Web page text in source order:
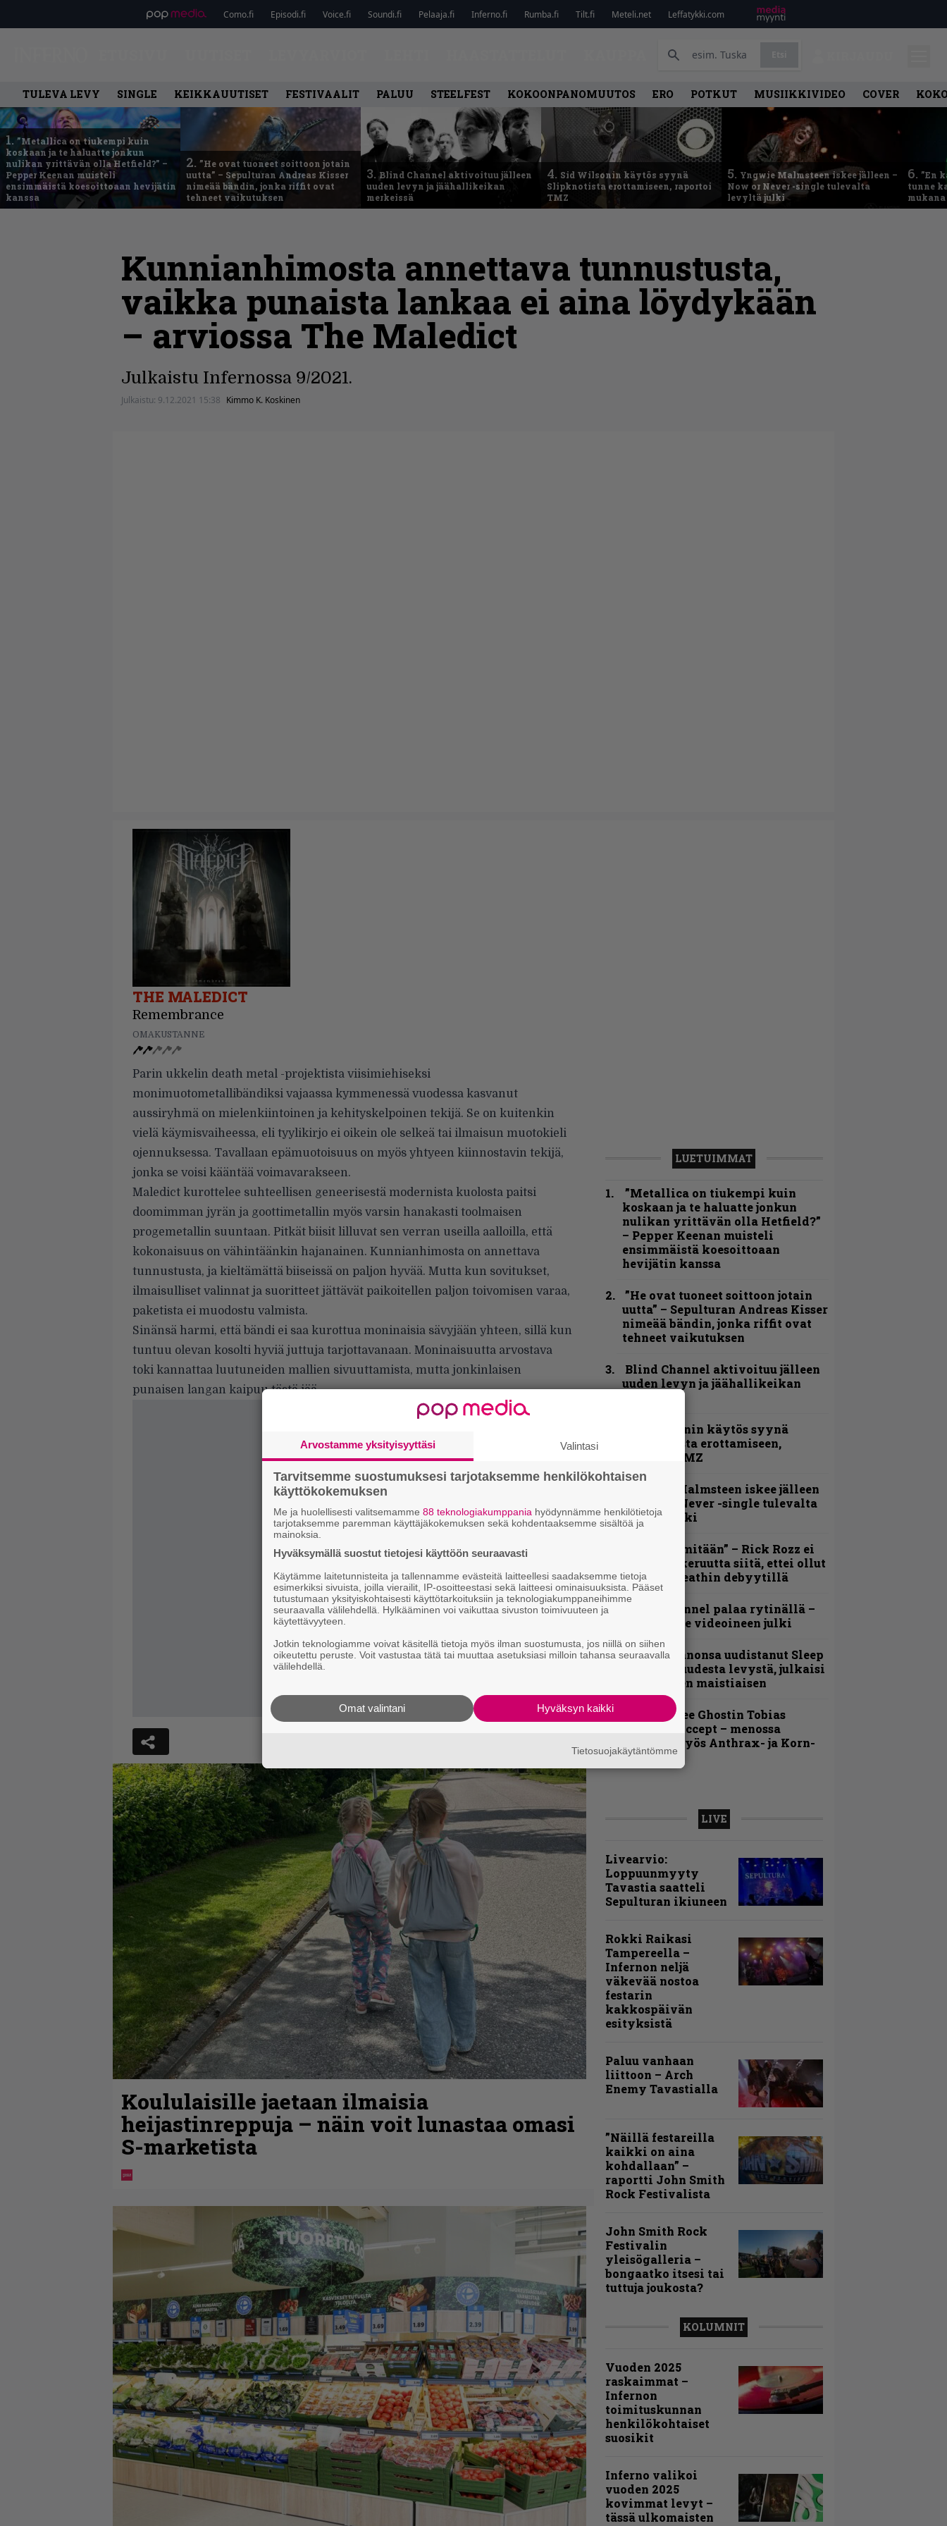
Como.fi Episodi.fi Voice.fi Soundi.fi Pelaaja.fi Inferno.fi Rumba.fi Tilt.fi Meteli.net Leffatykki.com
TULEVA LEVY SINGLE KEIKKAUUTISET FESTIVAALIT PALUU STEELFEST KOKOONPANOMUUTOS ERO POTKUT MUSIIKKIVIDEO COVER
1. ”Metallica on tiukempi kuin
koskaan ja te haluatte jonkun
nulikan yrittävän olla Hetfield?” –
Pepper Keenan muisteli
ensimmäistä koesoittoaan hevijätin
kanssa
2. ”He ovat tuoneet soittoon jotain
uutta” – Sepulturan Andreas Kisser
nimeää bändin, jonka riffit ovat
tehneet vaikutuksen
3.Blind Channel aktivoituu jälleen
uuden levyn ja jäähallikeikan
merkeissä
4. Sid Wilsonin käytös syynä
Slipknotista erottamiseen, raportoi
TMZ
5. Yngwie Malmsteen iskee jälleen –
Now or Never -single tulevalta
levyltä julki
6. ”En
tunne
Kunnianhimosta annettava tunnustusta,
vaikka punaista lankaa ei aina löydykään
– arviossa The Maledict
Julkaistu Infernossa 9/2021.
Julkaistu: 9.12.2021 15:38 Kimmo K. Koskinen
THE MALEDICT
Remembrance
OMAKUSTANNE
Parin ukkelin death metal -projektista viisimiehiseksi
monimuotometallibändiksi vajaassa kymmenessä vuodessa kasvanut
aussiryhmä on mielenkiintoinen ja kehityskelpoinen tekijä. Se on kuitenkin
vielä käymisvaiheessa, eli tyylikirjo ei oikein ole selkeä tai ilmaisun muotokieli
ojennuksessa. Tavallaan epämuotoisuus on myös yhtyeen kiinnostavin tekijä,
jonka se voisi kääntää voimavarakseen.
Maledict kurottelee suhteellisen geneerisestä modernista kuolosta paitsi
doomimman jyrän ja goottimetallin myös varsin hanakasti toolmaisen
progemetallin suuntaan. Pitkät biisit lilluvat sen verran useilla aalloilla, että
kokonaisuus on vähintäänkin hajanainen. Kunnianhimosta on annettava
tunnustusta, ja kieltämättä biiseissä on paljon hyvää. Mutta kun sovitukset,
ilmaisulliset valinnat ja suoritteet jättävät paikoitellen paljon toivomisen varaa,
paketista ei muodostu valmista.
Sinänsä harmi, että bändi ei saa kurottua moninaisia sävyjään yhteen, sillä kun
tuntuu olevan kosolti hyviä juttuja tarjottavanaan. Moninaisuutta arvostava
toki kannattaa luutuneiden mallien sivuuttamista, mutta jonkinlaisen
punaisen langan kaipuu tästä jää.
Koululaisille jaetaan ilmaisia
heijastinreppuja – näin voit lunastaa omasi
S-marketista
LUETUIMMAT
”Metallica on tiukempi kuin
koskaan ja te haluatte jonkun
nulikan yrittävän olla Hetfield?”
– Pepper Keenan muisteli
ensimmäistä koesoittoaan
hevijätin kanssa
”He ovat tuoneet soittoon jotain
uutta” – Sepulturan Andreas Kisser
nimeää bändin, jonka riffit ovat
tehneet vaikutuksen
Blind Channel aktivoituu jälleen
uuden levyn ja jäähallikeikan
Sid Wilsonin käytös syynä
Slipknotista erottamiseen,
raportoi TMZ
Yngwie Malmsteen iskee jälleen
– Now or Never -single tulevalta
levyltä julki
”En kadu mitään” – Rick Rozz ei
tunne katkeruutta siitä, ettei ollut
mukana Deathin debyytillä
Blind Channel palaa rytinällä –
tuplasingle videoineen julki
Kokoonpanonsa uudistanut Sleep
tiedottaa uudesta levystä, julkaisi
myös uuden maistiaisen
Näin lähtee Ghostin Tobias
Forgelta Accept – menossa
mukana myös Anthrax- ja Korn-
miehistöä
LIVE
Livearvio:
Loppuunmyyty
Tavastia saatteli
Sepulturan ikiuneen
Rokki Raikasi
Tampereella –
Infernon neljä
väkevää nostoa
festarin
kakkospäivän
esityksistä
Paluu vanhaan
liittoon – Arch
Enemy Tavastialla
”Näillä festareilla
kaikki on aina
kohdallaan” –
raportti John Smith
Rock Festivalista
John Smith Rock
Festivalin
yleisögalleria –
bongaatko itsesi tai
tuttuja joukosta?
KOLUMNIT
Vuoden 2025
raskaimmat –
Infernon
toimituskunnan
henkilökohtaiset
suosikit
Inferno valikoi
vuoden 2025
kovimmat levyt –
tässä ulkomaisten
Arvostamme yksityisyyttäsi Valintasi
Tarvitsemme suostumuksesi tarjotaksemme henkilökohtaisen
käyttökokemuksen
Me ja huolellisesti valitsemamme 88 teknologiakumppania hyödynnämme henkilötietoja
tarjotaksemme paremman käyttäjäkokemuksen sekä kohdentaaksemme sisältöä ja
mainoksia.
Hyväksymällä suostut tietojesi käyttöön seuraavasti
Käytämme laitetunnisteita ja tallennamme evästeitä laitteellesi saadaksemme tietoja
esimerkiksi sivuista, joilla vierailit, IP-osoitteestasi sekä laitteesi ominaisuuksista. Pääset
tutustumaan yksityiskohtaisesti käyttötarkoituksiin ja teknologiakumppaneihimme
seuraavalla välilehdellä. Hylkääminen voi vaikuttaa sivuston toimivuuteen ja
käytettävyyteen.
Jotkin teknologiamme voivat käsitellä tietoja myös ilman suostumusta, jos niillä on siihen
oikeutettu peruste. Voit vastustaa tätä tai muuttaa asetuksiasi milloin tahansa seuraavalla
välilehdellä.
Hyväksyn kaikki
Omat valintani
Tietosuojakäytäntömme